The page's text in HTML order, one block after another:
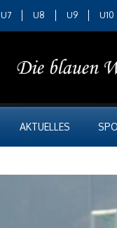
U7 U8 U9 U10
AKTUELLES